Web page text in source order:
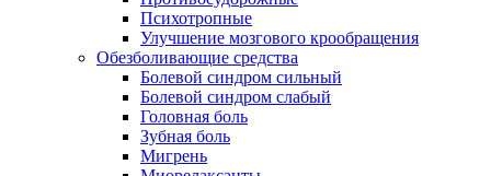
Психотропные
Улучшение мозгового крообращения
Обезболивающие средства
Болевой синдром сильный
Болевой синдром слабый
Головная боль
Зубная боль
Мигрень